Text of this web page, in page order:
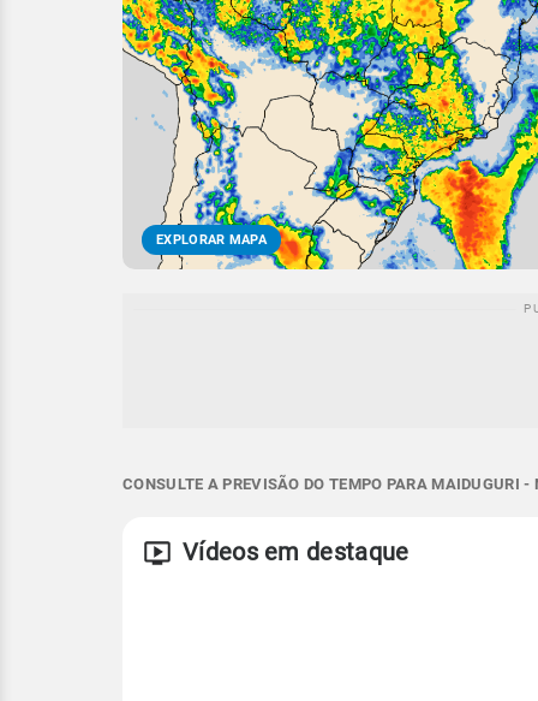
EXPLORAR MAPA
CONSULTE A PREVISÃO DO TEMPO PARA MAIDUGURI -
Vídeos em destaque